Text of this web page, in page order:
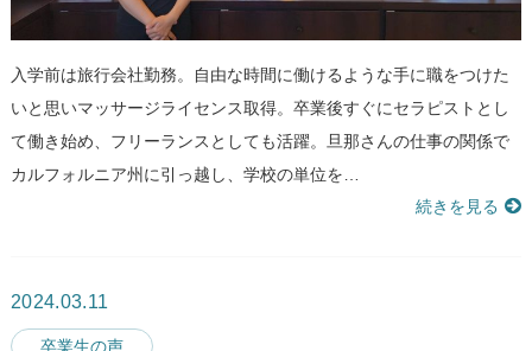
入学前は旅行会社勤務。自由な時間に働けるような手に職をつけた
いと思いマッサージライセンス取得。卒業後すぐにセラピストとし
て働き始め、フリーランスとしても活躍。旦那さんの仕事の関係で
カルフォルニア州に引っ越し、学校の単位を…
続きを見る
2024.03.11
卒業生の声